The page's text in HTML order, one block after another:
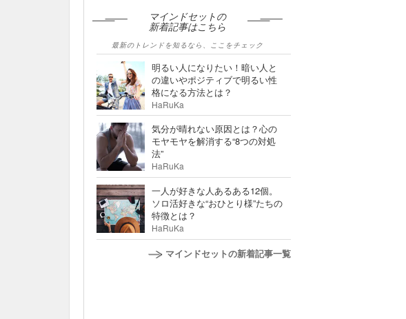
マインドセットの
新着記事はこちら
最新のトレンドを知るなら、ここをチェック
明るい人になりたい！暗い人と
の違いやポジティブで明るい性
格になる方法とは？
HaRuKa
気分が晴れない原因とは？心の
モヤモヤを解消する“8つの対処
法”
HaRuKa
一人が好きな人あるある12個。
ソロ活好きな“おひとり様”たちの
特徴とは？
HaRuKa
マインドセットの新着記事一覧